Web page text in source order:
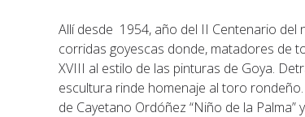
Allí desde 1954, año del II Centenario
corridas goyescas donde, matadores de
XVIII al estilo de las pinturas de Goya.
escultura rinde homenaje al toro
de Cayetano Ordóñez “Niño de la